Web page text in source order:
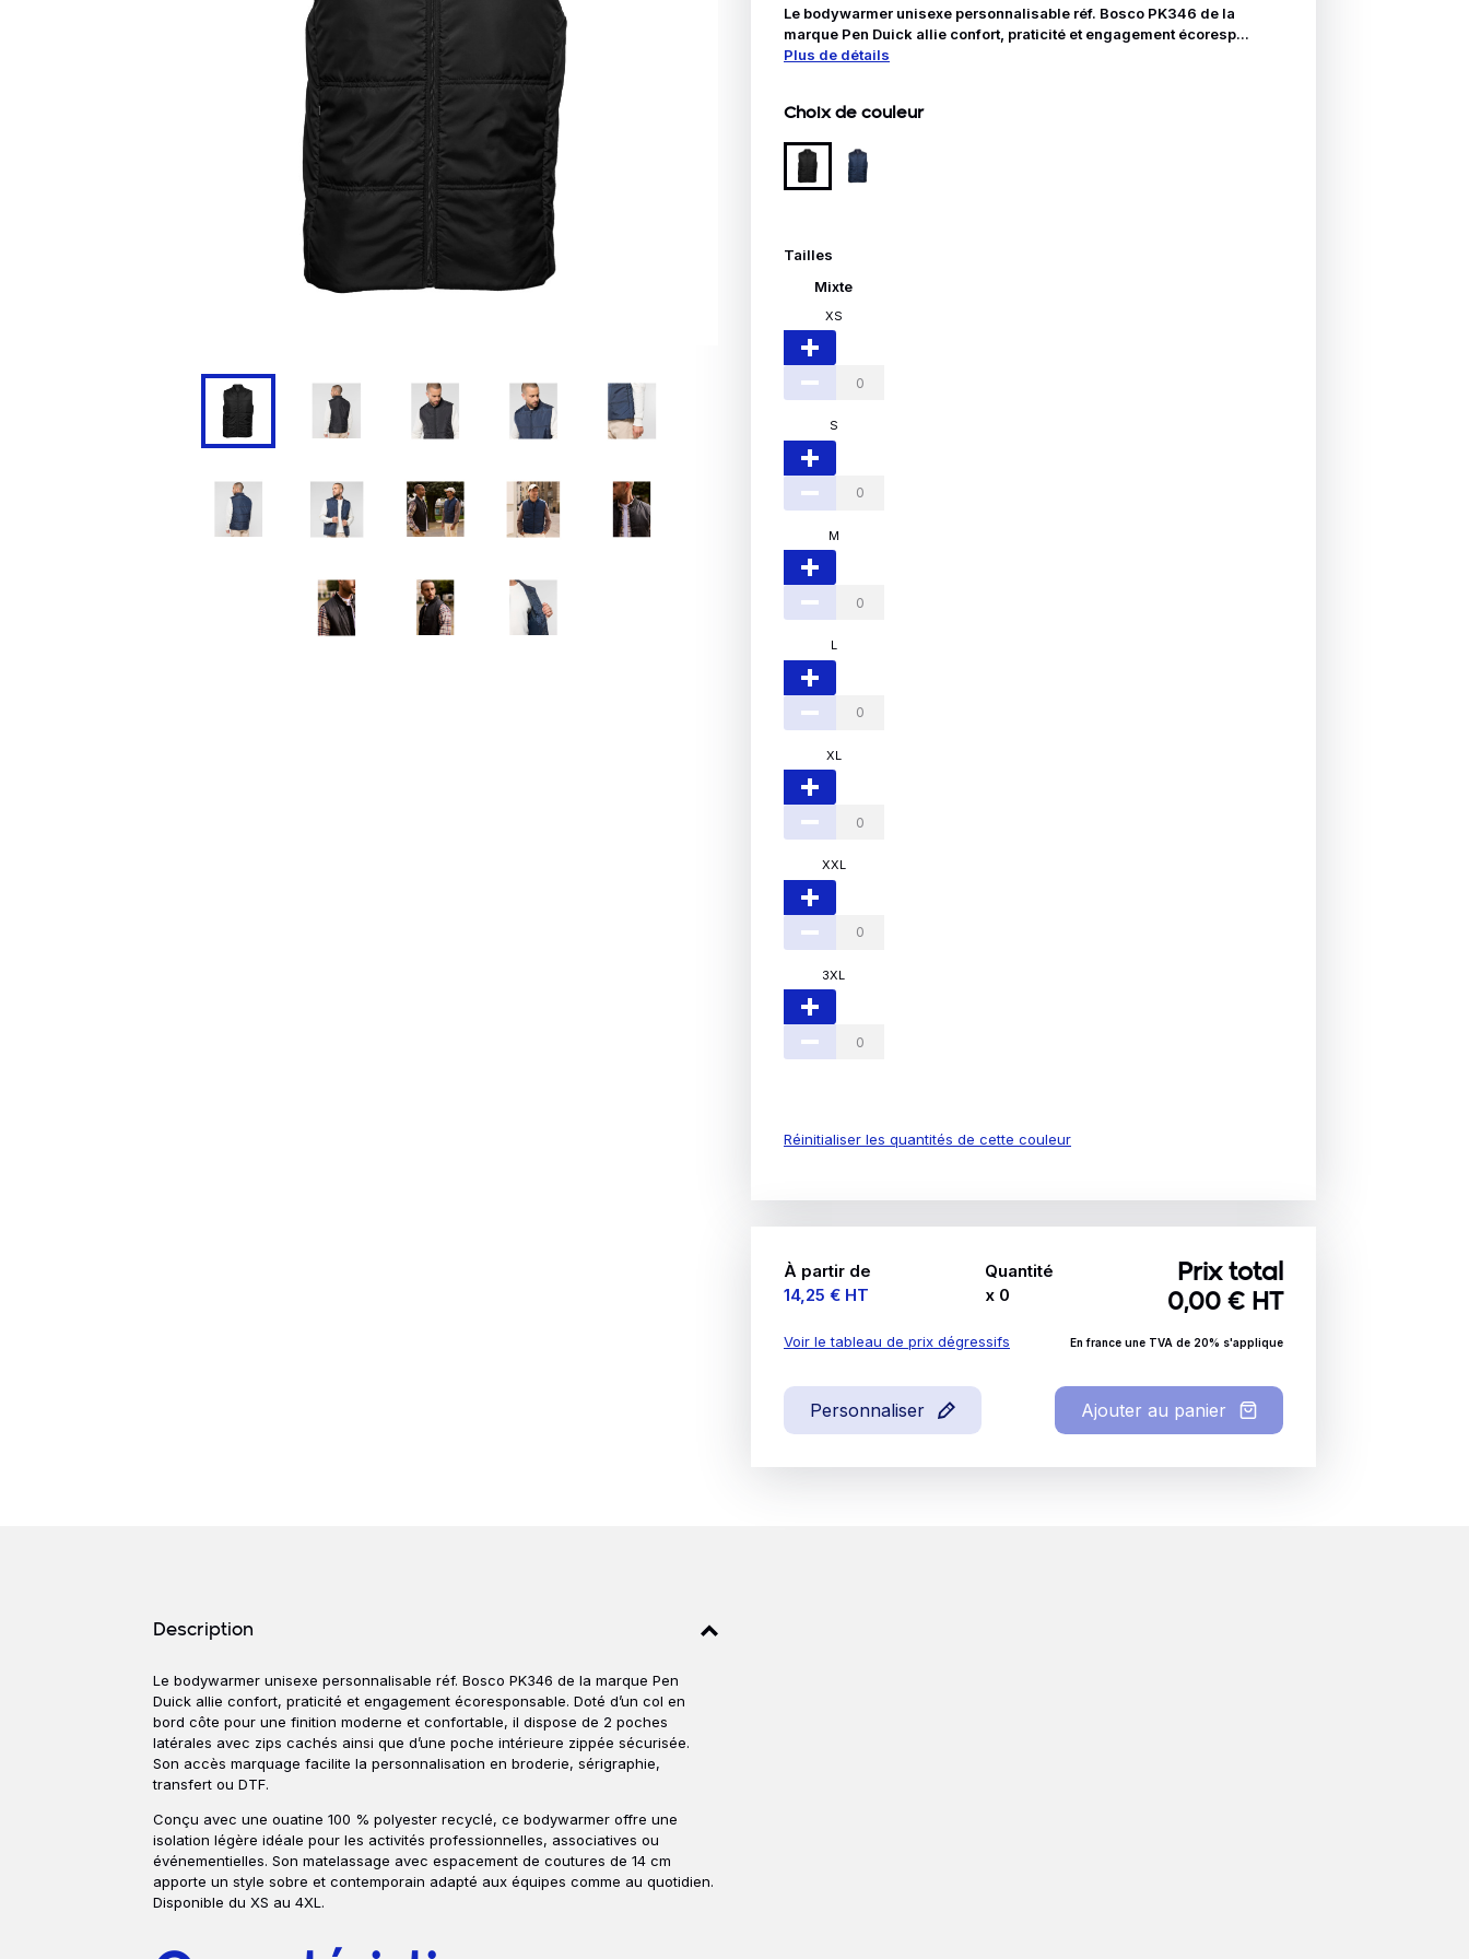
Cravate
Blouse, Tunique et Chasuble
Tablier
Chaussures de sécurité
Parapluie
Echarpe et Tour de Cou
Ceinture
Goodies
Le bodywarmer unisexe personnalisable réf. Bosco PK346 de la
marque Pen Duick allie confort, praticité et engagement écoresp...
Plus de détails
Choix de couleur
Tailles
Mixte
XS
S
M
L
XL
XXL
3XL
Réinitialiser les quantités de cette couleur
À partir de
Prix
14,25 € HT
Quantité
x 0
Prix total
0,00 € HT
Voir le tableau de prix dégressifs En france une TVA de 20% s'applique
Personnaliser Ajouter au panier
Détails produits
Description
Description
Le bodywarmer unisexe personnalisable réf. Bosco PK346 de la marque Pen
Duickallie confort, praticité et engagement écoresponsable. Doté d’un col en
bord côte pour une finition moderne et confortable, il dispose de 2 poches
latérales avec zips cachés ainsi que d’une poche intérieure zippée sécurisée.
Son accès marquage facilite la personnalisation en broderie, sérigraphie,
transfert ou DTF.
Conçu avec une ouatine 100 % polyester recyclé, ce bodywarmer offre une
isolation légère idéale pour les activités professionnelles, associatives ou
événementielles. Son matelassage avec espacement de coutures de 14 cm
apporte un style sobre et contemporain adapté aux équipes comme au quotidien.
Disponible du XS au 4XL.